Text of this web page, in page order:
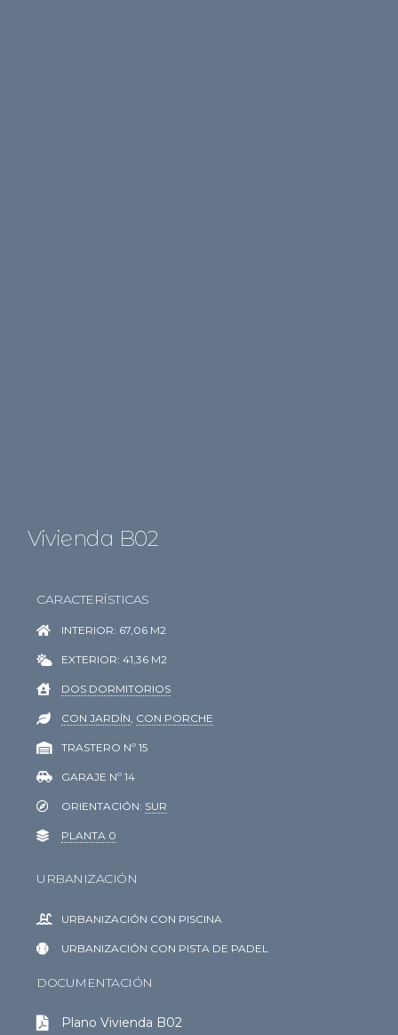
Vivienda B02
CARACTERÍSTICAS
INTERIOR: 67,06 M2
EXTERIOR: 41,36 M2
DOS DORMITORIOS
CON JARDÍN, CON PORCHE
TRASTERO Nº 15
GARAJE Nº 14
ORIENTACIÓN: SUR
PLANTA 0
URBANIZACIÓN
URBANIZACIÓN CON PISCINA
URBANIZACIÓN CON PISTA DE PADEL
DOCUMENTACIÓN
Plano Vivienda B02